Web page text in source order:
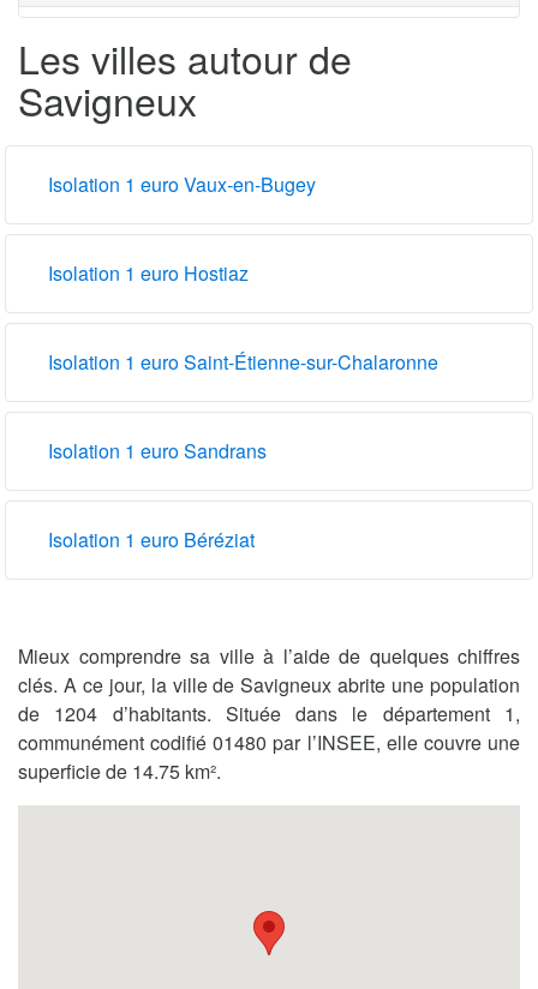
Les villes autour de
Savigneux
Isolation 1 euro Vaux-en-Bugey
Isolation 1 euro Hostiaz
Isolation 1 euro Saint-Étienne-sur-Chalaronne
Isolation 1 euro Sandrans
Isolation 1 euro Béréziat
Mieux comprendre sa ville à l’aide de quelques chiffres
clés. A ce jour, la ville de Savigneux abrite une population
de 1204 d’habitants. Située dans le département 1,
communément codifié 01480 par l’INSEE, elle couvre une
superficie de 14.75 km².